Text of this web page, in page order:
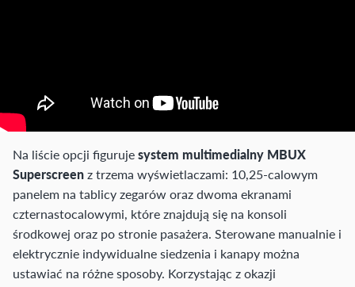
Na liście opcji figurujesystem multimedialny MBUX
Superscreenz trzema wyświetlaczami: 10,25-calowym
panelem na tablicy zegarów oraz dwoma ekranami
czternastocalowymi, które znajdują się na konsoli
środkowej oraz po stronie pasażera. Sterowane manualnie i
elektrycznie indywidualne siedzenia i kanapy można
ustawiać na różne sposoby. Korzystając z okazji